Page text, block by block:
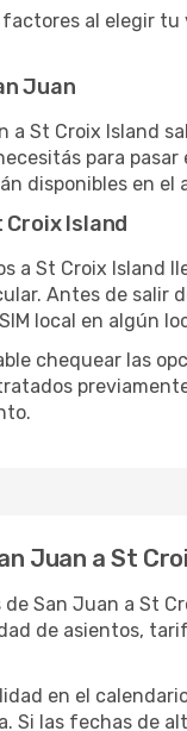
al elegir tu
Juan
a St Croix Island
para
disponibles en
Island
a St Croix Island
Antes de salir
local en algún
chequear las
Juan a St
San Juan a St
de asientos,
en el
Si las fechas de